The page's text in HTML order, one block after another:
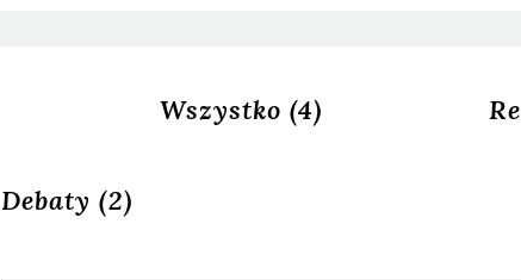
Wszystko (4)
Debaty (2)